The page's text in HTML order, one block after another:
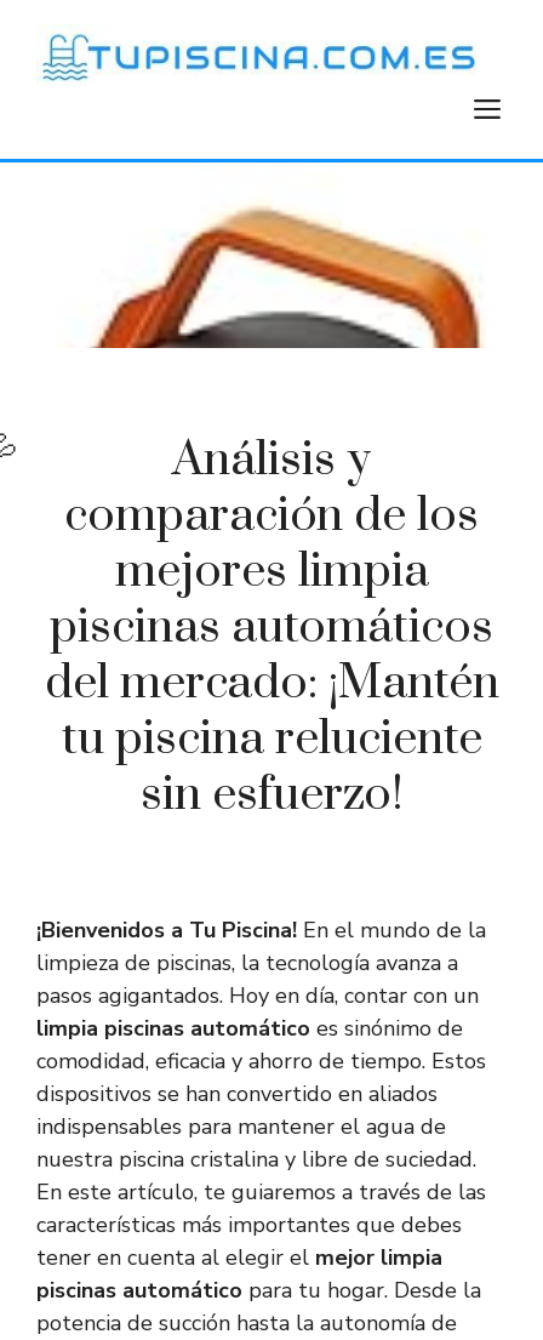
contenido
Análisis y
comparación de los
mejores limpia
piscinas automáticos
del mercado: ¡Mantén
tu piscina reluciente
sin esfuerzo!
¡Bienvenidos a Tu Piscina! En el mundo de la
limpieza de piscinas, la tecnología avanza a
pasos agigantados. Hoy en día, contar con un
limpia piscinas automático es sinónimo de
comodidad, eficacia y ahorro de tiempo. Estos
dispositivos se han convertido en aliados
indispensables para mantener el agua de
nuestra piscina cristalina y libre de suciedad.
En este artículo, te guiaremos a través de las
características más importantes que debes
tener en cuenta al elegir el mejor limpia
piscinas automático para tu hogar. Desde la
potencia de succión hasta la autonomía de